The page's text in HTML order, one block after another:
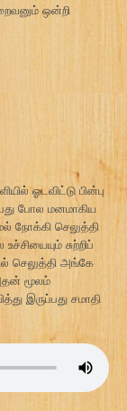
ஒன்றி
ஓடவிட்டு பின்பு
போல மனமாகிய
நோக்கி செலுத்தி
சுற்றிப்
செலுத்தி அங்கே
மூலம்
இருப்பது சமாதி